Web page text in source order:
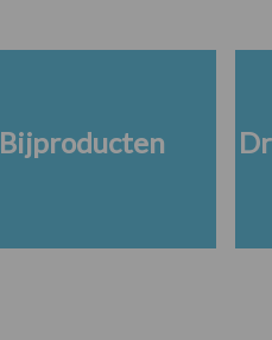
Bijproducten